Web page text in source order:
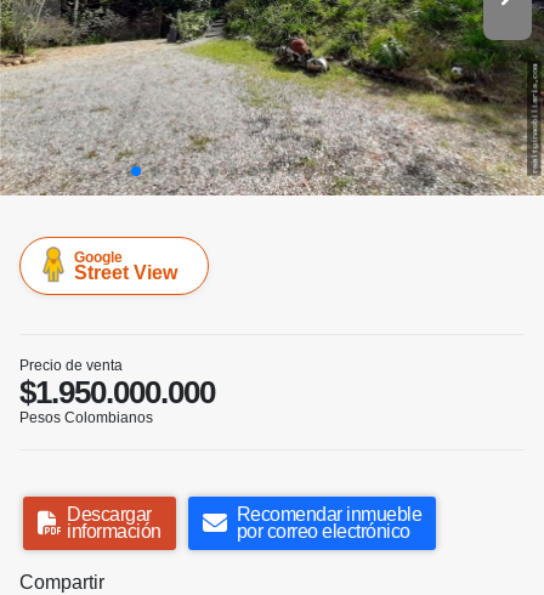
Google
Street View
Precio de venta
$1.950.000.000
Pesos Colombianos
Descargar
información
Recomendar inmueble
por correo electrónico
Compartir